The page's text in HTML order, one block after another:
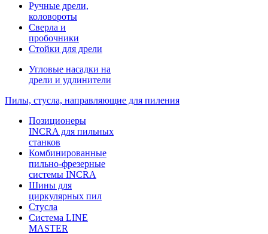
Ручные дрели,
коловороты
Сверла и
пробочники
Стойки для дрели
Угловые насадки на
дрели и удлинители
Пилы, стусла, направляющие для пиления
Позиционеры
INCRA для пильных
станков
Комбинированные
пильно-фрезерные
системы INCRA
Шины для
циркулярных пил
Стусла
Система LINE
MASTER